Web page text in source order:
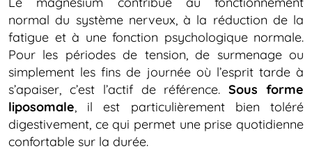
normal du système nerveux, à la réduction de la
fatigue et à une fonction psychologique normale.
Pour les périodes de tension, de surmenage ou
simplement les fins de journée où l’esprit tarde à
s’apaiser, c’est l’actif de référence.Sous forme
liposomale, il est particulièrement bien toléré
digestivement, ce qui permet une prise quotidienne
confortable sur la durée.